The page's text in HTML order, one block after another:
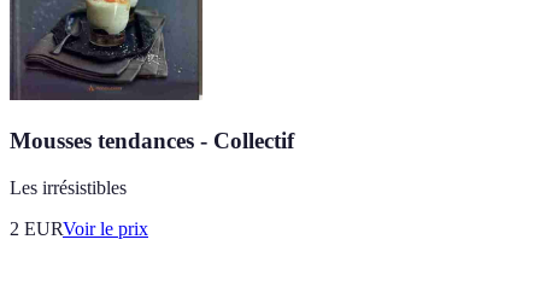
Mousses tendances - Collectif
Les irrésistibles
2 EURVoir le prix